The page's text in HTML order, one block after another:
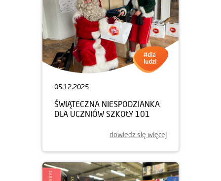
05.12.2025
ŚWIĄTECZNA NIESPODZIANKA
DLA UCZNIÓW SZKOŁY 101
dowiedz się więcej